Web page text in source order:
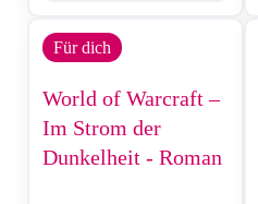
Für dich
World of Warcraft –
Im Strom der
Dunkelheit - Roman